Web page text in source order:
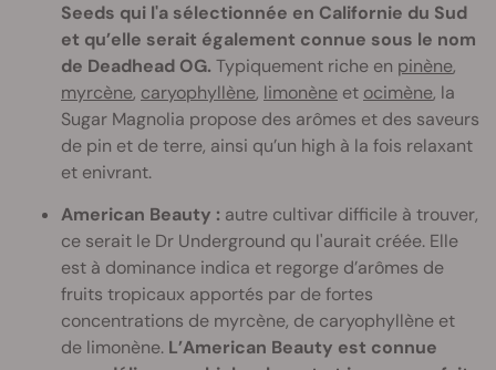
Seeds qui l'a sélectionnée en Californie du Sud
et qu’elle serait également connue sous le nom
de Deadhead OG. Typiquement riche en pinène,
myrcène, caryophyllène, limonène et ocimène, la
Sugar Magnolia propose des arômes et des saveurs
de pin et de terre, ainsi qu’un high à la fois relaxant
et enivrant.
American Beauty : autre cultivar difficile à trouver,
ce serait le Dr Underground qu l'aurait créée. Elle
est à dominance indica et regorge d’arômes de
fruits tropicaux apportés par de fortes
concentrations de myrcène, de caryophyllène et
de limonène. L’American Beauty est connue